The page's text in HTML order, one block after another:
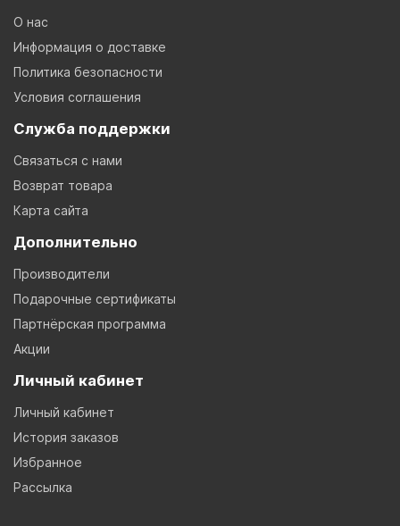
О нас
Информация о доставке
Политика безопасности
Условия соглашения
Служба поддержки
Связаться с нами
Возврат товара
Карта сайта
Дополнительно
Производители
Подарочные сертификаты
Партнёрская программа
Акции
Личный кабинет
Личный кабинет
История заказов
Избранное
Рассылка